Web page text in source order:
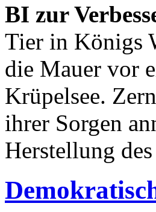
BI zur
Tier in Königs
die Mauer vor
Krüpelsee.
ihrer Sorgen
Herstellung